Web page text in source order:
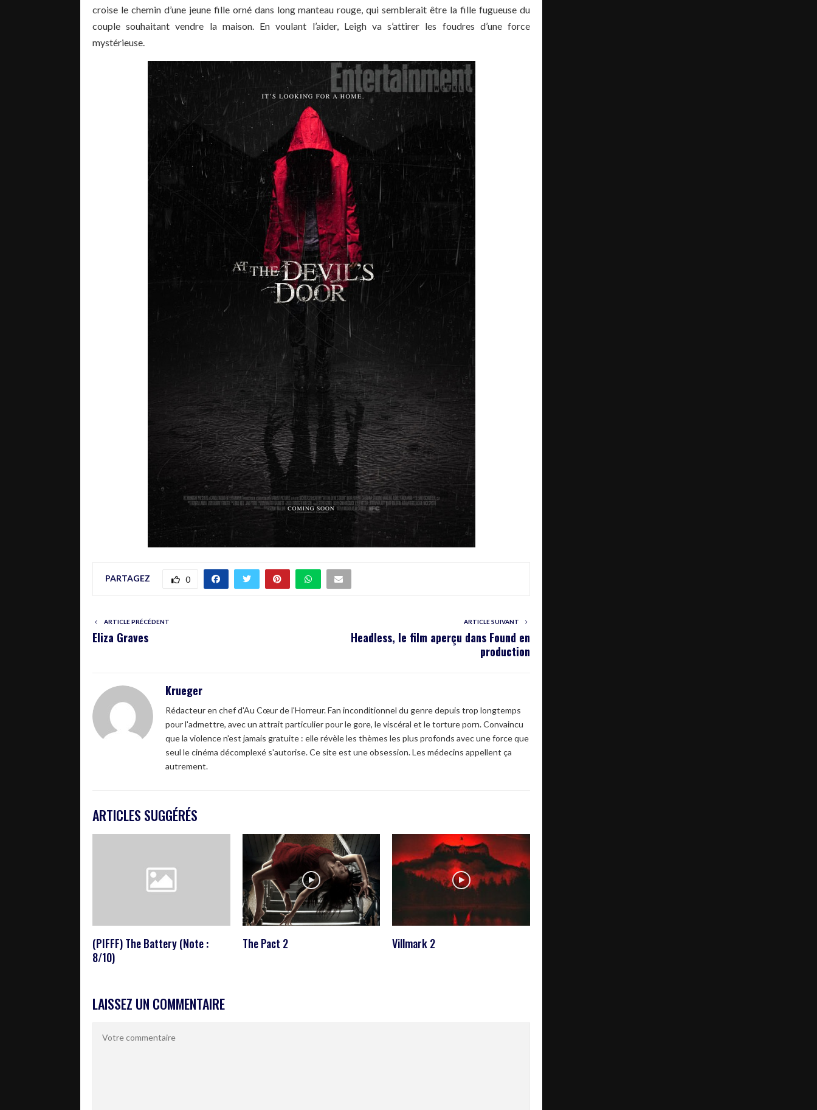
croise le chemin d’une jeune fille orné dans long manteau rouge, qui semblerait être la fille fugueuse du
couple souhaitant vendre la maison. En voulant l’aider, Leigh va s’attirer les foudres d’une force
mystérieuse.
PARTAGEZ 0
ARTICLE PRÉCÉDENT
Eliza Graves
ARTICLE SUIVANT
Headless, le film aperçu dans Found en
production
Krueger
Rédacteur en chef d'Au Cœur de l'Horreur. Fan inconditionnel du genre depuis trop longtemps
pour l'admettre, avec un attrait particulier pour le gore, le viscéral et le torture porn. Convaincu
que la violence n'est jamais gratuite : elle révèle les thèmes les plus profonds avec une force que
seul le cinéma décomplexé s'autorise. Ce site est une obsession. Les médecins appellent ça
autrement.
ARTICLES SUGGÉRÉS
(PIFFF) The Battery (Note :
8/10)
The Pact 2 Villmark 2
LAISSEZ UN COMMENTAIRE